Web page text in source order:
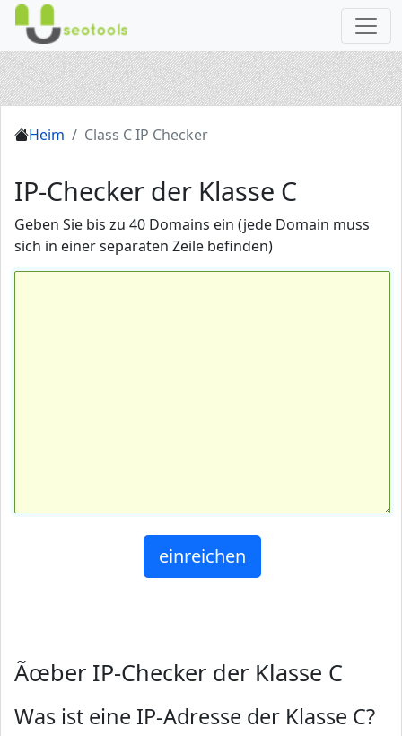
Heim Class C IP Checker
IP-Checker der Klasse C
Geben Sie bis zu 40 Domains ein (jede Domain muss
sich in einer separaten Zeile befinden)
Ãœber IP-Checker der Klasse C
Was ist eine IP-Adresse der Klasse C?